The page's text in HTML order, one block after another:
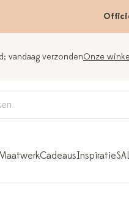
vandaag verzondenOnze
CadeausInspiratie